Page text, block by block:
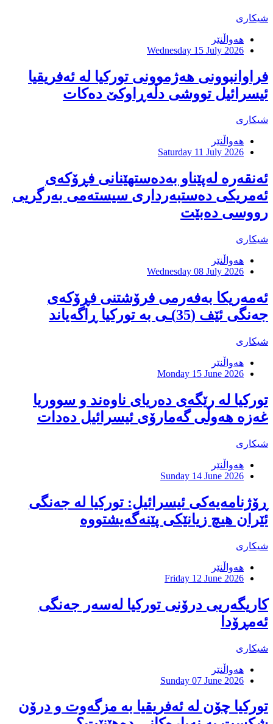
شیکاری
هەواڵنێر
Wednesday 15 July 2026
فراوانبوونی هەژموونی توركیا لە ئەفریقیا
ئیسرائیل تووشی دڵەڕاوكێ دەكات
شیکاری
هەواڵنێر
Saturday 11 July 2026
ئەنقەرە لەپێناو بەدەستهێنانی فڕۆکەی
ئەمریکی دەستبەرداری سیستەمی بەرگریی
رووسی دەبێت
شیکاری
هەواڵنێر
Wednesday 08 July 2026
ئەمەریکا بەفەرمی فرۆشتنی فڕۆکەی
جەنگی ئێف (35)ـی بە توركیا ڕاگەیاند
شیکاری
هەواڵنێر
Monday 15 June 2026
توركیا لە رێگەی دەریای ناوەند و سووریا
غەزە هەوڵی گەمارۆی ئیسرائیل دەدات
شیکاری
هەواڵنێر
Sunday 14 June 2026
ڕۆژنامەیەکی ئیسرائیل: تورکیا لە جەنگی
ئێران هیچ زیانێکی پێنەگەیشتووە
شیکاری
هەواڵنێر
Friday 12 June 2026
كاریگەریی درۆنی تورکیا لەسەر جەنگی
ئەمڕۆدا
شیکاری
هەواڵنێر
Sunday 07 June 2026
تورکیا چۆن لە ئەفریقیا بە مزگەوت و درۆن